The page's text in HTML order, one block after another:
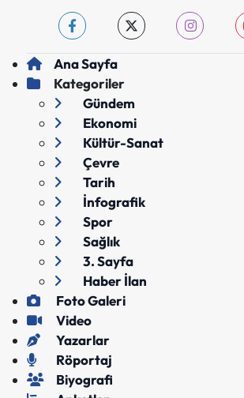
Ana Sayfa
Kategoriler
Gündem
Ekonomi
Kültür-Sanat
Çevre
Tarih
İnfografik
Spor
Sağlık
3. Sayfa
Haber İlan
Foto Galeri
Video
Yazarlar
Röportaj
Biyografi